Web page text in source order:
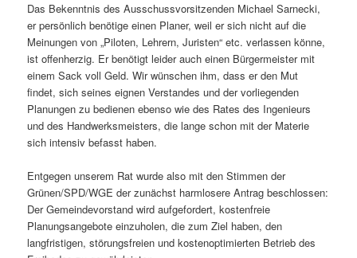
Das Bekenntnis des Ausschussvorsitzenden Michael Sarnecki,
er persönlich benötige einen Planer, weil er sich nicht auf die
Meinungen von „Piloten, Lehrern, Juristen“ etc. verlassen könne,
ist offenherzig. Er benötigt leider auch einen Bürgermeister mit
einem Sack voll Geld. Wir wünschen ihm, dass er den Mut
findet, sich seines eignen Verstandes und der vorliegenden
Planungen zu bedienen ebenso wie des Rates des Ingenieurs
und des Handwerksmeisters, die lange schon mit der Materie
sich intensiv befasst haben.
Entgegen unserem Rat wurde also mit den Stimmen der
Grünen/SPD/WGE der zunächst harmlosere Antrag beschlossen:
Der Gemeindevorstand wird aufgefordert, kostenfreie
Planungsangebote einzuholen, die zum Ziel haben, den
langfristigen, störungsfreien und kostenoptimierten Betrieb des